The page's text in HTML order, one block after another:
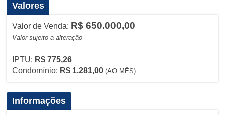
Valores
Valor de Venda: R$ 650.000,00
Valor sujeito a alteração
IPTU: R$ 775,26
Condomínio: R$ 1.281,00 (AO MÊS)
Informações